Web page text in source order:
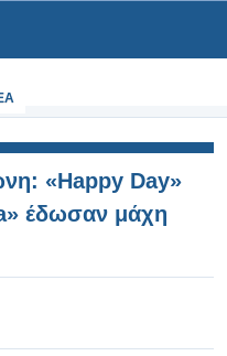
«Happy Day»
έδωσαν μάχη